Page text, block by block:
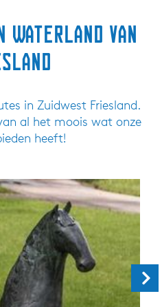
van
in Zuidwest Friesland.
al het moois wat onze
heeft!